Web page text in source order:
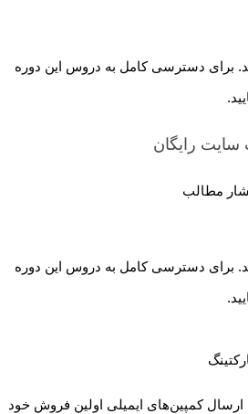
دسترسی کامل به دروس این دوره
سایت رایگان
مطالب
دسترسی کامل به دروس این دوره
ارسال کمپین‌های ایمیلی اولین فروش خود